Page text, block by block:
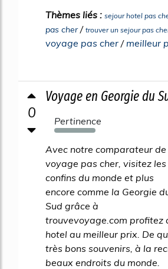
Thèmes liés : sejour hotel pas
pas cher/ trouver un sejour pas
voyage pas cher / meilleur
0
Voyage en Georgie du
Pertinence
742%
Avec notre comparateur de
voyage pas cher, visitez les
confins du monde et plus
encore comme la Georgie
Sud grâce à
trouvevoyage.com profitez
hotel au meilleur prix. De
très bons souvenirs, à la
beaux endroits du monde.